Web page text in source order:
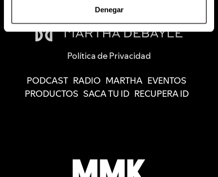
Denegar
Política de Privacidad
PODCAST RADIO MARTHA EVENTOS
PRODUCTOS SACA TU ID RECUPERA ID